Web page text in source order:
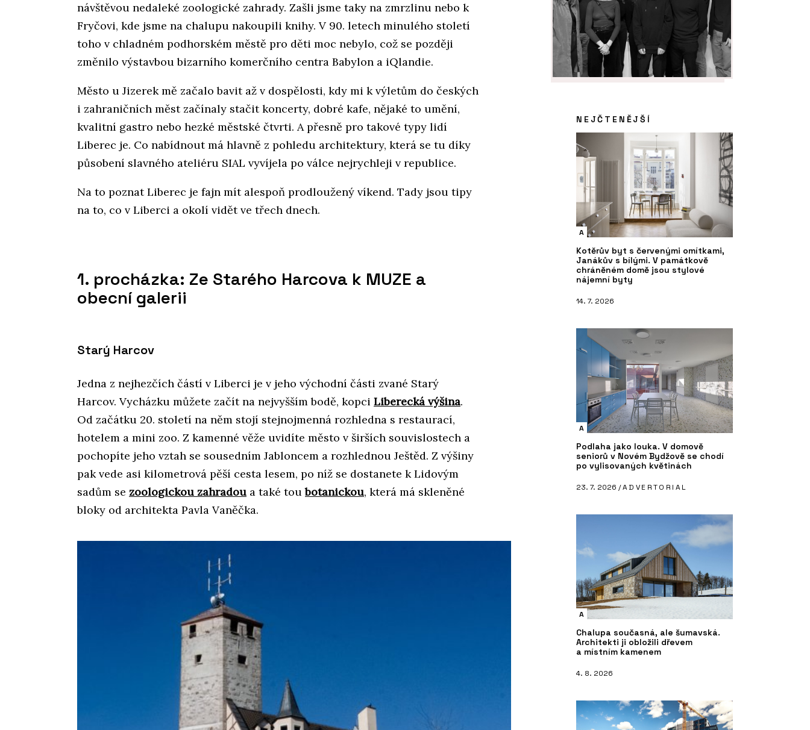
návštěvou nedaleké zoologické zahrady. Zašli jsme taky na zmrzlinu nebo k
Fryčovi, kde jsme na chalupu nakoupili knihy. V 90. letech minulého století
toho v chladném podhorském městě pro děti moc nebylo, což se později
změnilo výstavbou bizarního komerčního centra Babylon a iQlandie.
Město u Jizerek mě začalo bavit až v dospělosti, kdy mi k výletům do českých
i zahraničních měst začínaly stačit koncerty, dobré kafe, nějaké to umění,
kvalitní gastro nebo hezké městské čtvrti. A přesně pro takové typy lidí
Liberec je. Co nabídnout má hlavně z pohledu architektury, která se tu díky
působení slavného ateliéru SIAL vyvíjela po válce nejrychleji v republice.
Na to poznat Liberec je fajn mít alespoň prodloužený víkend. Tady jsou tipy
na to, co v Liberci a okolí vidět ve třech dnech.
1. procházka: Ze Starého Harcova k MUZE a
obecní galerii
Starý Harcov
Jedna z nejhezčích částí v Liberci je v jeho východní části zvané Starý
Harcov. Vycházku můžete začít na nejvyšším bodě, kopci Liberecká výšina.
Od začátku 20. století na něm stojí stejnojmenná rozhledna s restaurací,
hotelem a mini zoo. Z kamenné věže uvidíte město v širších souvislostech a
pochopíte jeho vztah se sousedním Jabloncem a rozhlednou Ještěd. Z výšiny
pak vede asi kilometrová pěší cesta lesem, po níž se dostanete k Lidovým
sadům se zoologickou zahradou a také toubotanickou, která má skleněné
bloky od architekta Pavla Vaněčka.
NEJČTENĚJŠÍ
A
Kotěrův byt s červenými omítkami,
Janákův s bílými. V památkově
chráněném domě jsou stylové
nájemní byty
14. 7. 2026
A
Podlaha jako louka. V domově
seniorů v Novém Bydžově se chodí
po vylisovaných květinách
23. 7. 2026 /ADVERTORIAL
A
Chalupa současná, ale šumavská.
Architekti ji obložili dřevem
a místním kamenem
4. 8. 2026